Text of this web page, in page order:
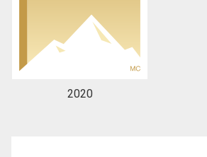
En cliquant sur le bouton «
2020